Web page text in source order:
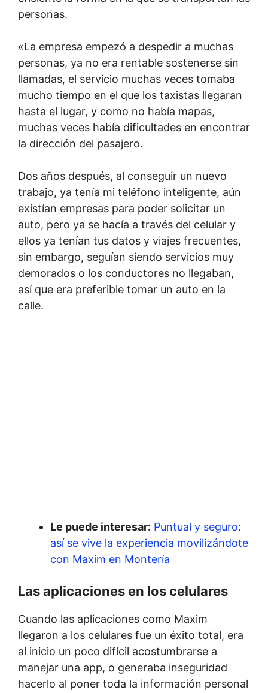
personas.
«La empresa empezó a despedir a muchas
personas, ya no era rentable sostenerse sin
llamadas, el servicio muchas veces tomaba
mucho tiempo en el que los taxistas llegaran
hasta el lugar, y como no había mapas,
muchas veces había dificultades en encontrar
la dirección del pasajero.
Dos años después, al conseguir un nuevo
trabajo, ya tenía mi teléfono inteligente, aún
existían empresas para poder solicitar un
auto, pero ya se hacía a través del celular y
ellos ya tenían tus datos y viajes frecuentes,
sin embargo, seguían siendo servicios muy
demorados o los conductores no llegaban,
así que era preferible tomar un auto en la
calle.
Le puede interesar: Puntual y seguro:
así se vive la experiencia movilizándote
con Maxim en Montería
Las aplicaciones en los celulares
Cuando las aplicaciones como Maxim
llegaron a los celulares fue un éxito total, era
al inicio un poco difícil acostumbrarse a
manejar una app, o generaba inseguridad
hacerlo al poner toda la información personal